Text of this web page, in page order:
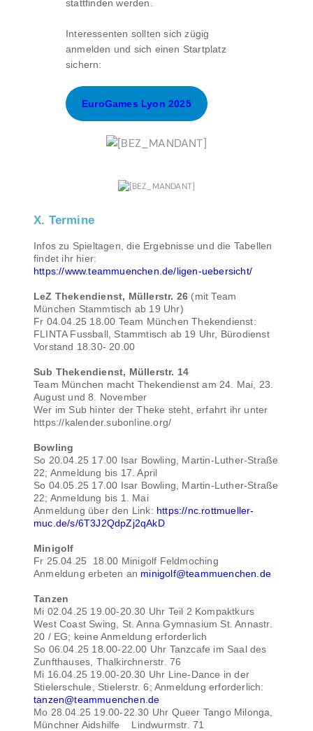
stattfinden werden.
Interessenten sollten sich zügig
anmelden und sich einen Startplatz
sichern:
EuroGames Lyon 2025
X. Termine
Infos zu Spieltagen, die Ergebnisse und die Tabellen
findet ihr hier:
https://www.teammuenchen.de/ligen-uebersicht/
LeZ Thekendienst, Müllerstr. 26 (mit Team
München Stammtisch ab 19 Uhr)
Fr 04.04.25 18.00 Team München Thekendienst:
FLINTA Fussball, Stammtisch ab 19 Uhr, Bürodienst
Vorstand 18.30- 20.00
Sub Thekendienst, Müllerstr. 14
Team München macht Thekendienst am 24. Mai, 23.
August und 8. November
Wer im Sub hinter der Theke steht, erfahrt ihr unter
https://kalender.subonline.org/
Bowling
So 20.04.25 17.00 Isar Bowling, Martin-Luther-Straße
22; Anmeldung bis 17. April
So 04.05.25 17.00 Isar Bowling, Martin-Luther-Straße
22; Anmeldung bis 1. Mai
Anmeldung über den Link: https://nc.rottmueller-
muc.de/s/6T3J2QdpZj2qAkD
Minigolf
Fr 25.04.25 18.00 Minigolf Feldmoching
Anmeldung erbeten an minigolf@teammuenchen.de
Tanzen
Mi 02.04.25 19.00-20.30 Uhr Teil 2 Kompaktkurs
West Coast Swing, St. Anna Gymnasium St. Annastr.
20 / EG; keine Anmeldung erforderlich
So 06.04.25 18.00-22.00 Uhr Tanzcafe im Saal des
Zunfthauses, Thalkirchnerstr. 76
Mi 16.04.25 19.00-20.30 Uhr Line-Dance in der
Stielerschule, Stielerstr. 6; Anmeldung erforderlich:
tanzen@teammuenchen.de
Mo 28.04.25 19.00-22.30 Uhr Queer Tango Milonga,
Münchner Aidshilfe Lindwurmstr. 71